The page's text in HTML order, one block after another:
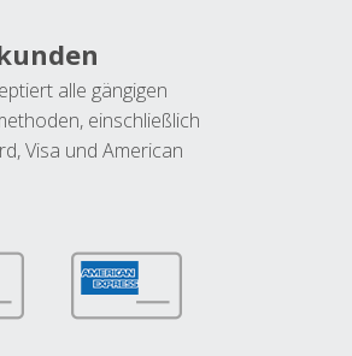
alle gängigen
einschließlich
Visa und American